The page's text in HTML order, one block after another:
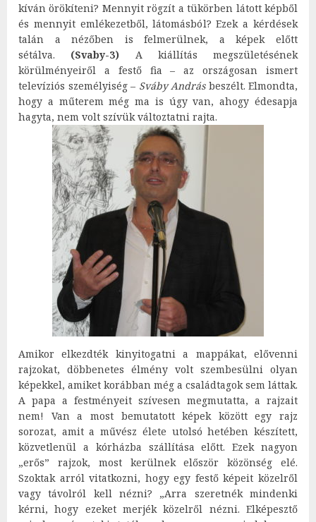
kíván örökíteni? Mennyit rögzít a tükörben látott képből
és mennyit emlékezetből, látomásból? Ezek a kérdések
talán a nézőben is felmerülnek, a képek előtt
sétálva. (Svaby-3) A kiállítás megszületésének
körülményeiről a festő fia – az országosan ismert
televíziós személyiség – Sváby András beszélt. Elmondta,
hogy a műterem még ma is úgy van, ahogy édesapja
hagyta, nem volt szívük változtatni rajta.
Amikor elkezdték kinyitogatni a mappákat, elővenni
rajzokat, döbbenetes élmény volt szembesülni olyan
képekkel, amiket korábban még a családtagok sem láttak.
A papa a festményeit szívesen megmutatta, a rajzait
nem! Van a most bemutatott képek között egy rajz
sorozat, amit a művész élete utolsó hetében készített,
közvetlenül a kórházba szállítása előtt. Ezek nagyon
„erős” rajzok, most kerülnek először közönség elé.
Szoktak arról vitatkozni, hogy egy festő képeit közelről
vagy távolról kell nézni? „Arra szeretnék mindenki
kérni, hogy ezeket merjék közelről nézni. Elképesztő